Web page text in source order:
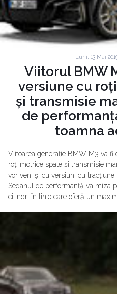
Luni, 13 Mai 2019
Viitorul BMW
versiune cu
și transmisie
de
toamna
Viitoarea generație BMW M3 va
roți motrice spate și transmisie
vor veni și cu versiuni cu tracțiune
Sedanul de performanță va miza
cilindri în linie care oferă un